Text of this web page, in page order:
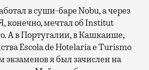
в суши-баре Nobu, а через
конечно, мечтал об Institut
А в Португалии, в Кашкаише,
Escola de Hotelaria e Turismo
экзаменов я был зачислен на